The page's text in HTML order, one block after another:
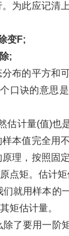
为此应记清
变F;
;
的平方和
口诀的意思
计量(值)也
本值完全用
理，按照固
点矩。估计矩
用样本的
矩估计量。
要用一阶